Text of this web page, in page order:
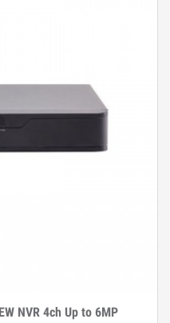
NVR 4ch Up to 6MP